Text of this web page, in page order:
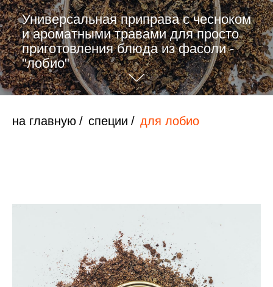
Универсальная приправа с чесноком
и ароматными травами для просто
приготовления блюда из фасоли -
"лобио"
на главную / специи / для лобио